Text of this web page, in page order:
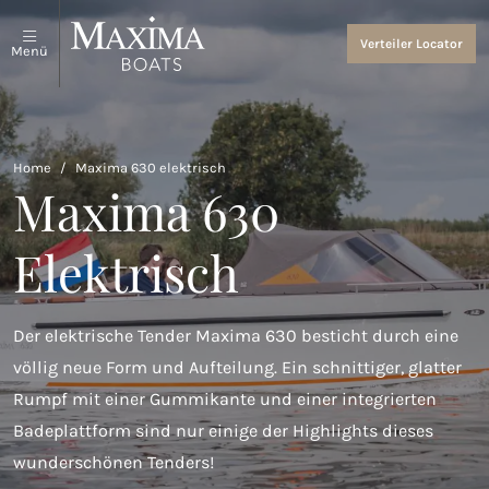
Menü
Schaluppen und Tender
Alles anzeigen
Coastal Tenders
Maxima 640
Maxima 680 sport lounge
Maxima 700 sport
Maxima 800 sport
Maxima 740
Maxima 840 tender
Maxima 800 cabin
Über uns
Über uns
Events and News
Verteiler Locator
Home / Maxima 630 elektrisch
Maxima 630
Elektrisch
Der elektrische Tender Maxima 630 besticht durch eine
völlig neue Form und Aufteilung. Ein schnittiger, glatter
Rumpf mit einer Gummikante und einer integrierten
Badeplattform sind nur einige der Highlights dieses
wunderschönen Tenders!